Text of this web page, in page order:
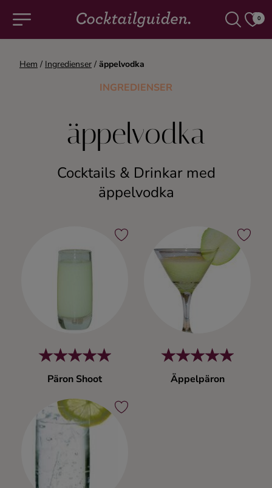
0
COCKTAILS & DRINKAR
Alkoholfritt
Champagne
Konjak
Likör
Shots
Hem / Ingredienser / äppelvodka
INGREDIENSER
äppelvodka
Cocktails & Drinkar med
äppelvodka
Päron Shoot Äppelpäron